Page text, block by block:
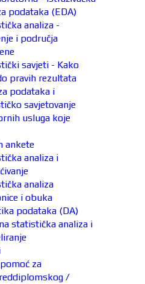
podataka (EDA)
analiza -
i područja
savjeti - Kako
pravih rezultata
podataka i
savjetovanje
usluga koje
ankete
analiza i
analiza
i obuka
podataka (DA)
statistička analiza i
za
/